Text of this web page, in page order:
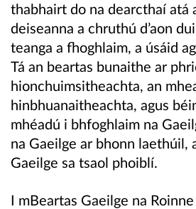
thabhairt do na dearcthaí atá
deiseanna a chruthú d’aon
teanga a fhoghlaim, a úsáid
Tá an beartas bunaithe ar
hionchuimsitheachta, an
hinbhuanaitheachta, agus
mhéadú i bhfoghlaim na
na Gaeilge ar bhonn laethúil,
Gaeilge sa tsaol phoiblí.
I mBeartas Gaeilge na